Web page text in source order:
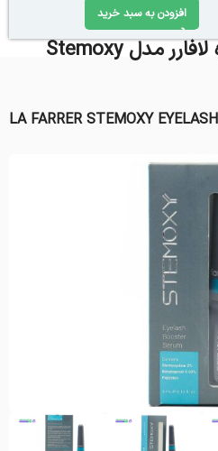
افزودن به سبد خرید
سرم تقویت کننده مژه لافارر مدل Stemoxy
LA FARRER STEMOXY